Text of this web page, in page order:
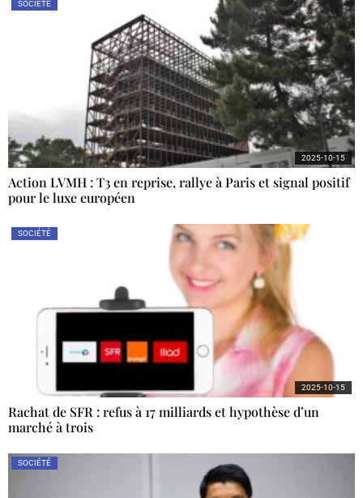
SOCIÉTÉ
Action LVMH : T3 en reprise, rallye à Paris et signal positif
pour le luxe européen
2025-10-15
SOCIÉTÉ
Rachat de SFR : refus à 17 milliards et hypothèse d’un
marché à trois
2025-10-15
SOCIÉTÉ